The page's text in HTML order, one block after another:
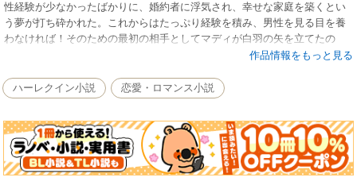
性経験が少なかったばかりに、婚約者に浮気され、幸せな家庭を築くとい
う夢が打ち砕かれた。これからはたっぷり経験を積み、男性を見る目を養
わなければ！そのための最初の相手としてマディが白羽の矢を立てたの
は、街でも有名なプレイボーイ、マックス・ソーヤーズだった。噂では、
する計画を練り、首尾良く二人きりになった。だが思いがけずマックス
は、真摯な表情でマディの誘いを断った。
作品情報をもっと見る
ハーレクイン小説 恋愛・ロマンス小説